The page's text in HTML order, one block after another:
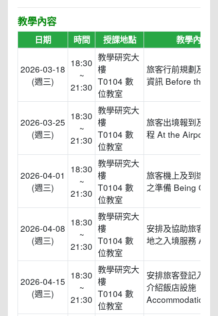
教學內容
日期 時間 授課地點 教學內容
2026-03-18
(週三)
18:30
~
21:30
教學研究大
樓
T0104 數
位教室
旅客行前規劃及確
資訊 Before the
2026-03-25
(週三)
18:30
~
21:30
教學研究大
樓
T0104 數
位教室
旅客出境報到及登
程 At the Airport
2026-04-01
(週三)
18:30
~
21:30
教學研究大
樓
T0104 數
位教室
旅客機上及到達目
之準備 Being
2026-04-08
(週三)
18:30
~
21:30
教學研究大
樓
T0104 數
位教室
安排及協助旅客到
地之入境服務
2026-04-15
(週三)
18:30
~
21:30
教學研究大
樓
T0104 數
位教室
安排旅客登記入住
介紹飯店設施
Accommodation